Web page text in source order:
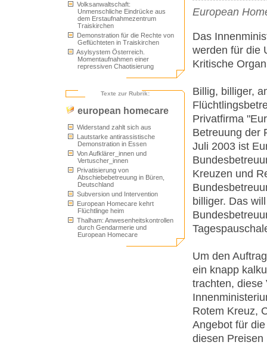
Volksanwaltschaft:
Unmenschliche Eindrücke aus
dem Erstaufnahmezentrum
Traiskirchen
Demonstration für die Rechte von
Geflüchteten in Traiskirchen
Asylsystem Österreich.
Momentaufnahmen einer
repressiven Chaotisierung
Texte zur Rubrik:
european homecare
Widerstand zahlt sich aus
Lautstarke antirassistische
Demonstration in Essen
Von Aufklärer_innen und
Vertuscher_innen
Privatisierung von
Abschiebebetreuung in Büren,
Deutschland
Subversion und Intervention
European Homecare kehrt
Flüchtlinge heim
Thalham: Anwesenheitskontrollen
durch Gendarmerie und
European Homecare
European
Das
werden für die
Kritische
Billig, billiger,
Privatfirma
Betreuung der
Juli 2003 ist
Kreuzen und
billiger. Das
Um den
ein knapp
trachten, diese
Rotem Kreuz,
Angebot für
diesen Preisen